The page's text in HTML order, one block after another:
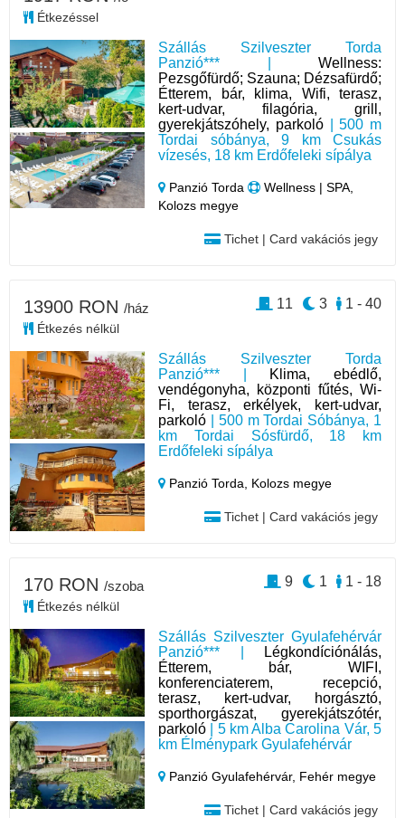
Szállás Szilveszter Torda
Panzió*** | Wellness:
Pezsgőfürdő; Szauna; Dézsafürdő;
Étterem, bár, klima, Wifi, terasz,
kert-udvar, filagória, grill,
gyerekjátszóhely, parkoló| 500 m
Tordai sóbánya, 9 km Csukás
vízesés, 18 km Erdőfeleki sípálya
Panzió Torda
Wellness | SPA,
Kolozs megye
Tichet | Card vakációs jegy
Étkezéssel
Szállás Szilveszter Torda
Panzió*** | Klima, ebédlő,
vendégonyha, központi fűtés, Wi-
Fi, terasz, erkélyek, kert-udvar,
parkoló | 500 m Tordai Sóbánya, 1
km Tordai Sósfürdő, 18 km
Erdőfeleki sípálya
Panzió Torda, Kolozs megye
Tichet | Card vakációs jegy
13900 RON /ház
Étkezés nélkül
1 - 40
3
11
Szállás Szilveszter Gyulafehérvár
Panzió*** |
Légkondíciónálás,
Étterem, bár, WIFI,
konferenciaterem, recepció,
terasz, kert-udvar, horgásztó,
sporthorgászat, gyerekjátszótér,
parkoló | 5 km Alba Carolina Vár, 5
km Élménypark Gyulafehérvár
Panzió Gyulafehérvár, Fehér megye
Tichet | Card vakációs jegy
170 RON /szoba
Étkezés nélkül
1 - 18
1
9